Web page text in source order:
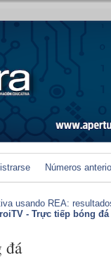
Números
usando REA:
- Trực tiếp bóng đá
đá